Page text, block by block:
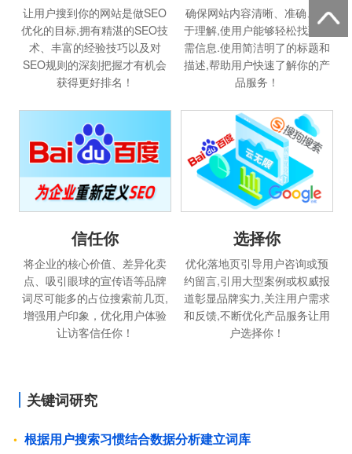
让用户搜到你的网站是做SEO
优化的目标,拥有精湛的SEO技
术、丰富的经验技巧以及对
SEO规则的深刻把握才有机会
获得更好排名！
确保网站内容清晰、准确、易
于理解,使用户能够轻松找到所
需信息.使用简洁明了的标题和
描述,帮助用户快速了解你的产
品服务！
信任你
将企业的核心价值、差异化卖
点、吸引眼球的宣传语等品牌
词尽可能多的占位搜索前几页,
增强用户印象，优化用户体验
让访客信任你！
选择你
优化落地页引导用户咨询或预
约留言,引用大型案例或权威报
道彰显品牌实力,关注用户需求
和反馈,不断优化产品服务让用
户选择你！
关键词研究
根据用户搜索习惯结合数据分析建立词库